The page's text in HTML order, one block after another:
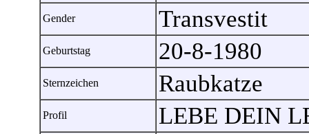
Gender Transvestit
Geburtstag 20-8-1980
Sternzeichen Raubkatze
Profil LEBE DEIN